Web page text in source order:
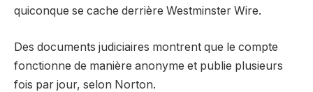
quiconque se cache derrière Westminster Wire.
Des documents judiciaires montrent que le compte
fonctionne de manière anonyme et publie plusieurs
fois par jour, selon Norton.